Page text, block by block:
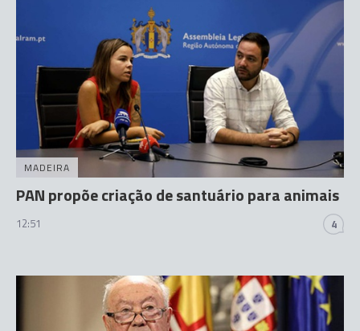
MADEIRA
PAN propõe criação de santuário para animais
12:51 4